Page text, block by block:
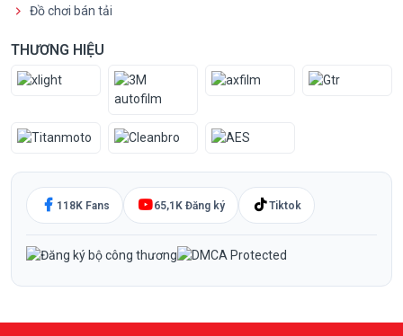
Đồ chơi bán tải
THƯƠNG HIỆU
118K Fans 65,1K Đăng ký Tiktok